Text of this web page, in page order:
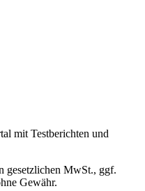
mit Testberichten und
gesetzlichen MwSt., ggf.
Gewähr.